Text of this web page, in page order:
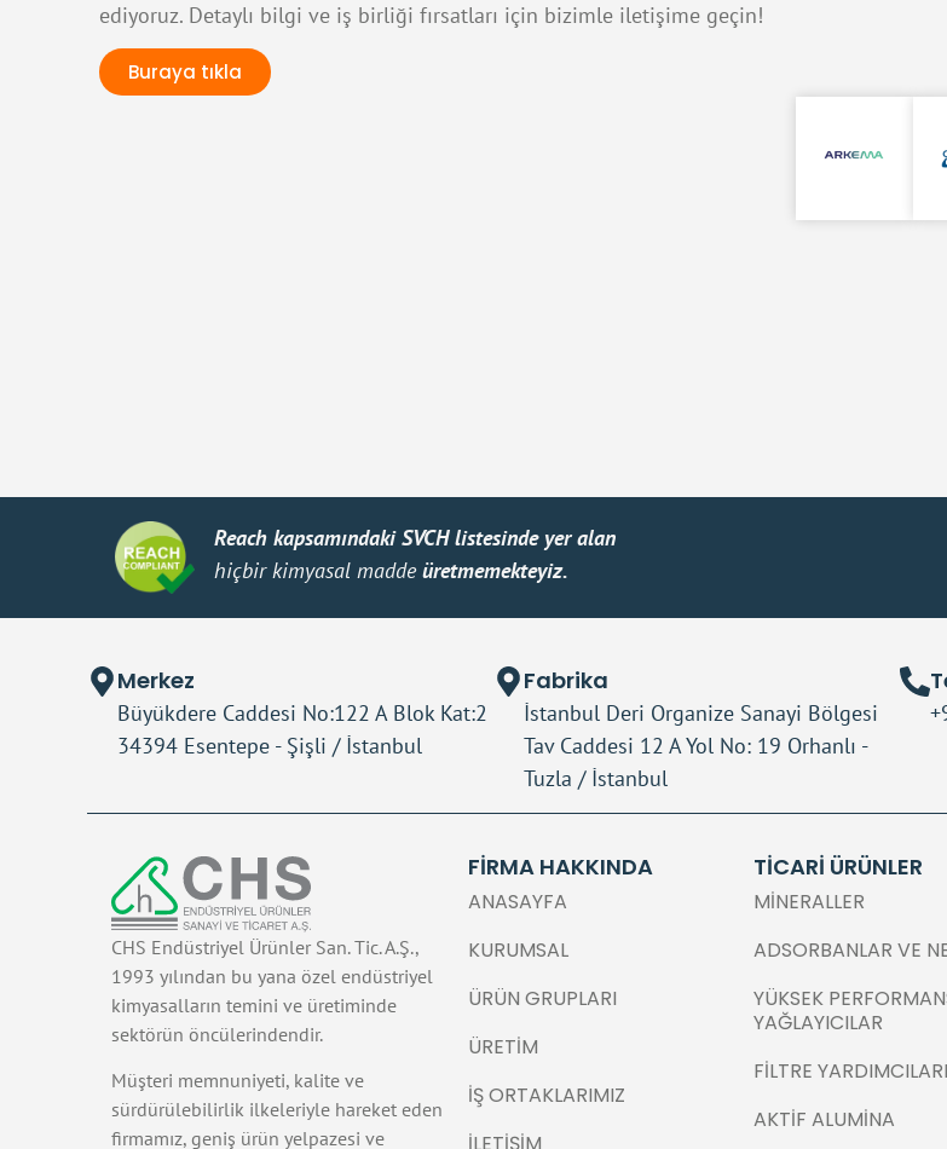
ediyoruz. Detaylı bilgi ve iş birliği fırsatları için bizimle iletişime geçin!
Buraya tıkla
Reach kapsamındaki SVCH listesinde yer alan
hiçbir kimyasal maddeüretmemekteyiz.
Merkez
Büyükdere Caddesi No:122 A Blok Kat:2
34394 Esentepe - Şişli / İstanbul
Fabrika
İstanbul Deri Organize Sanayi Bölgesi
Tav Caddesi 12 A Yol No: 19 Orhanlı -
Tuzla / İstanbul
CHS Endüstriyel Ürünler San. Tic. A.Ş.,
1993 yılından bu yana özel endüstriyel
kimyasalların temini ve üretiminde
sektörün öncülerindendir.
Müşteri memnuniyeti, kalite ve
sürdürülebilirlik ilkeleriyle hareket eden
firmamız, geniş ürün yelpazesi ve
FİRMA HAKKINDA
ANASAYFA
KURUMSAL
ÜRÜN GRUPLARI
ÜRETIM
İŞ ORTAKLARIMIZ
TICARI ÜRÜNLER
MINERALLER
ADSORBANLAR VE
YÜKSEK
YAĞLAYICILAR
FILTRE YARDIMCILARI
AKTIF ALUMINA